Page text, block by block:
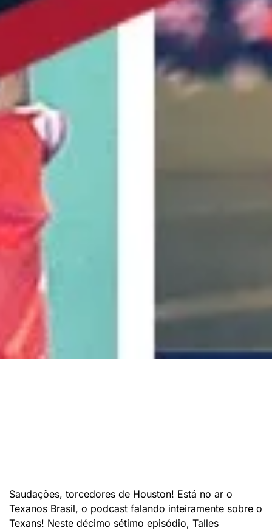
Saudações, torcedores de Houston! Está no ar o
Texanos Brasil, o podcast falando inteiramente sobre o
Texans! Neste décimo sétimo episódio, Talles